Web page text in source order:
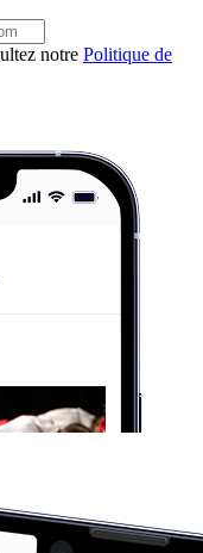
notre Politique de